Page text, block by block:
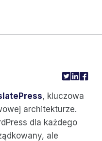
, kluczowa
architekturze.
dla każdego
ale